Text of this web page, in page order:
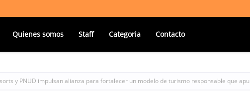
Quienes somos Staff Categoria Contacto
y PNUD impulsan alianza para fortalecer un modelo de turismo responsable que